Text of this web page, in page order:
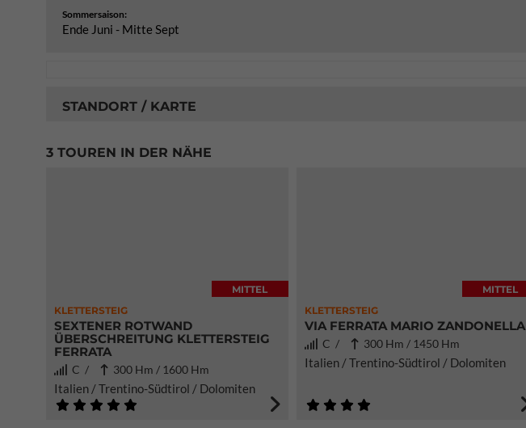
Sommersaison:
Ende Juni - Mitte Sept
STANDORT / KARTE
3 TOUREN IN DER NÄHE
KLETTERSTEIG
MITTEL
SEXTENER ROTWAND
ÜBERSCHREITUNG KLETTERSTEIG
FERRATA
C / 300 Hm / 1600 Hm
Italien / Trentino-Südtirol / Dolomiten
KLETTERSTEIG
MITTEL
VIA FERRATA MARIO ZANDONELLA
C / 300 Hm / 1450 Hm
Italien / Trentino-Südtirol / Dolomiten